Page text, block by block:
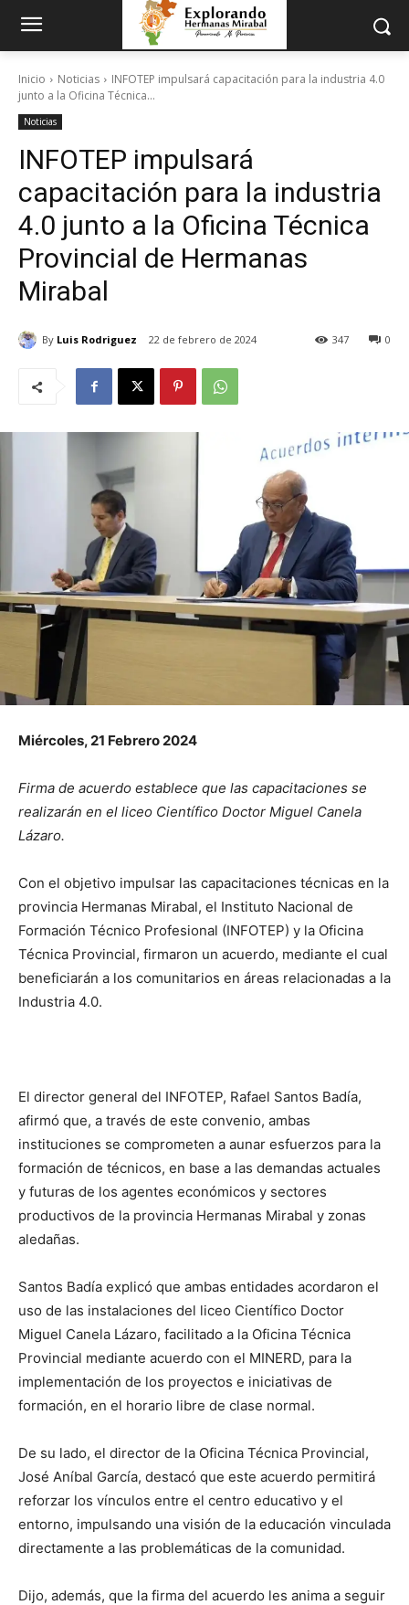
Inicio Noticias
INFOTEP impulsará capacitación para la industria 4.0
junto a la Oficina Técnica...
Noticias
INFOTEP impulsará
capacitación para la industria
4.0 junto a la Oficina Técnica
Provincial de Hermanas
Mirabal
By Luis Rodriguez 22 de febrero de 2024 0
347
Miércoles, 21 Febrero 2024
Firma de acuerdo establece que las capacitaciones se
realizarán en el liceo Científico Doctor Miguel Canela
Lázaro.
Con el objetivo impulsar las capacitaciones técnicas en la
provincia Hermanas Mirabal, el Instituto Nacional de
Formación Técnico Profesional (INFOTEP) y la Oficina
Técnica Provincial, firmaron un acuerdo, mediante el cual
beneficiarán a los comunitarios en áreas relacionadas a la
Industria 4.0.
El director general del INFOTEP, Rafael Santos Badía,
afirmó que, a través de este convenio, ambas
instituciones se comprometen a aunar esfuerzos para la
formación de técnicos, en base a las demandas actuales
y futuras de los agentes económicos y sectores
productivos de la provincia Hermanas Mirabal y zonas
aledañas.
Santos Badía explicó que ambas entidades acordaron el
uso de las instalaciones del liceo Científico Doctor
Miguel Canela Lázaro, facilitado a la Oficina Técnica
Provincial mediante acuerdo con el MINERD, para la
implementación de los proyectos e iniciativas de
formación, en el horario libre de clase normal.
De su lado, el director de la Oficina Técnica Provincial,
José Aníbal García, destacó que este acuerdo permitirá
reforzar los vínculos entre el centro educativo y el
entorno, impulsando una visión de la educación vinculada
directamente a las problemáticas de la comunidad.
Dijo, además, que la firma del acuerdo les anima a seguir